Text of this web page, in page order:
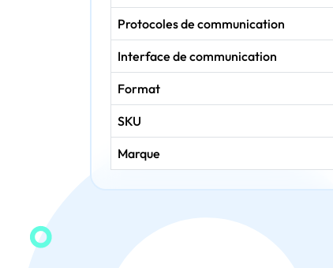
Protocoles de communication
Interface de communication
Format
SKU
Marque